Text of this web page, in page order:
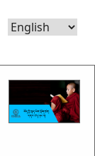
Choose